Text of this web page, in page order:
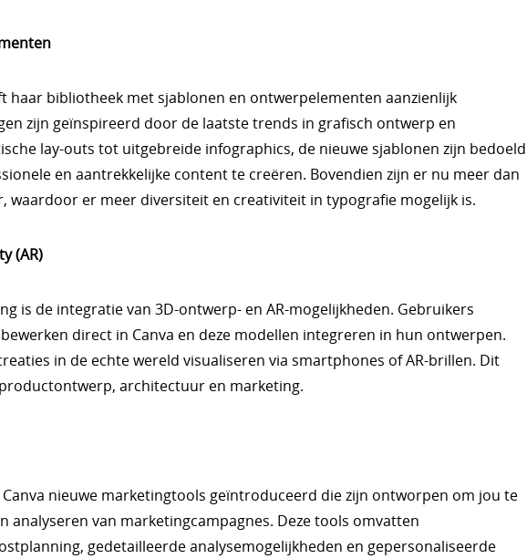
haar bibliotheek met sjablonen en ontwerpelementen aanzienlijk
zijn geïnspireerd door de laatste trends in grafisch ontwerp en
lay-outs tot uitgebreide infographics, de nieuwe sjablonen zijn bedoeld
en aantrekkelijke content te creëren. Bovendien zijn er nu meer dan
waardoor er meer diversiteit en creativiteit in typografie mogelijk is.
(AR)
is de integratie van 3D-ontwerp- en AR-mogelijkheden. Gebruikers
direct in Canva en deze modellen integreren in hun ontwerpen.
in de echte wereld visualiseren via smartphones of AR-brillen. Dit
architectuur en marketing.
nieuwe marketingtools geïntroduceerd die zijn ontworpen om jou te
analyseren van marketingcampagnes. Deze tools omvatten
gedetailleerde analysemogelijkheden en gepersonaliseerde